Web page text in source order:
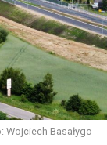
Wojciech Basałygo